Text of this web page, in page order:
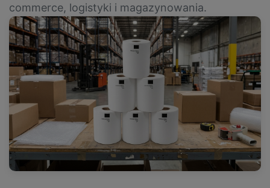
commerce, logistyki i magazynowania.